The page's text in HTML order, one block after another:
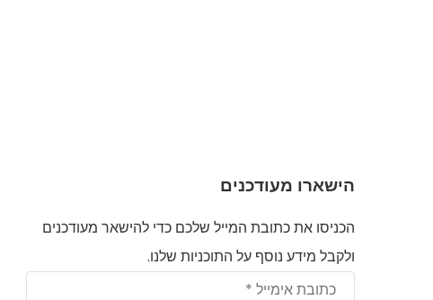
הישארו מעודכנים
הכניסו את כתובת המייל שלכם כדי להישאר מעודכנים
ולקבל מידע נוסף על התוכניות שלנו.